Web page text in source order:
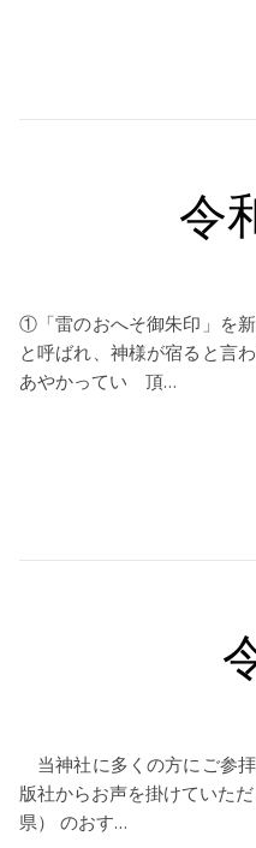
令
①「雷のおへそ御朱印」を
と呼ばれ、神様が宿ると言
あやかってい 頂…
当神社に多くの方にご参
版社からお声を掛けていた
県） のおす…